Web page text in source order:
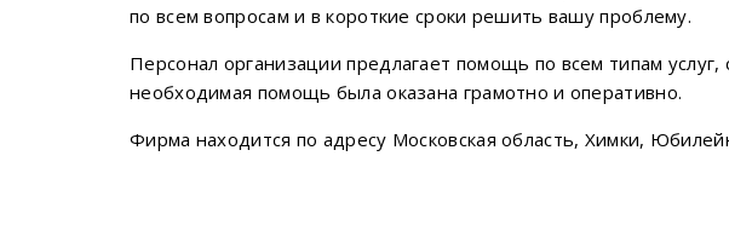
по всем вопросам и в короткие сроки решить вашу проблему.
Персонал организации предлагает помощь по всем типам
необходимая помощь была оказана грамотно и оперативно.
Фирма находится по адресу Московская область, Химки,